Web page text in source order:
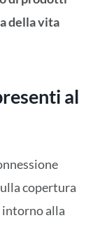
della vita
al
copertura
intorno alla